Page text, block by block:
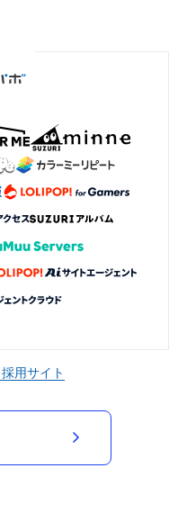
採用サイト